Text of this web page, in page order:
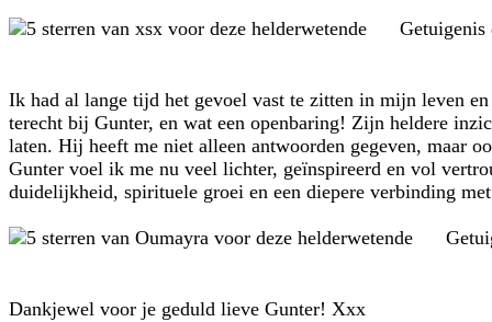
Ik had al lange tijd het gevoel vast te zitten in mijn leven
terecht bij Gunter, en wat een openbaring! Zijn heldere
laten. Hij heeft me niet alleen antwoorden gegeven, maar
Gunter voel ik me nu veel lichter, geïnspireerd en vol
duidelijkheid, spirituele groei en een diepere verbinding
Dankjewel voor je geduld lieve Gunter! Xxx